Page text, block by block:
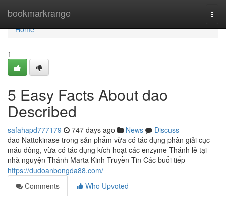
bookmarkrange
Home
Home
1
5 Easy Facts About dao
Described
safahapd777179 747 days ago News
Discuss
dao Nattokinase trong sản phẩm vừa có tác dụng phân giải cục
máu đông, vừa có tác dụng kích hoạt các enzyme Thánh lễ tại
nhà nguyện Thánh Marta Kinh Truyền Tin Các buổi tiếp
https://dudoanbongda88.com/
Comments
Who Upvoted